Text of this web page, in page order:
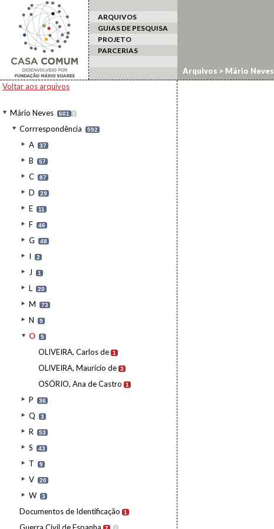
ARQUIVOS
GUIAS DE PESQUISA
PROJETO
PARCERIAS
Voltar aos arquivos
Mário Neves 601 I
Corrrespondência 592
A 37
B 57
C 87
D 29
E 11
F 46
G 48
I 2
J 1
L 20
M 73
N 9
O 5
OLIVEIRA, Carlos de 1
OLIVEIRA, Maurício de 3
OSÓRIO, Ana de Castro 1
P 36
Q 3
R 53
S 43
T 9
V 20
W 3
Documentos de Identificação 1
Arquivos > Mário Neves